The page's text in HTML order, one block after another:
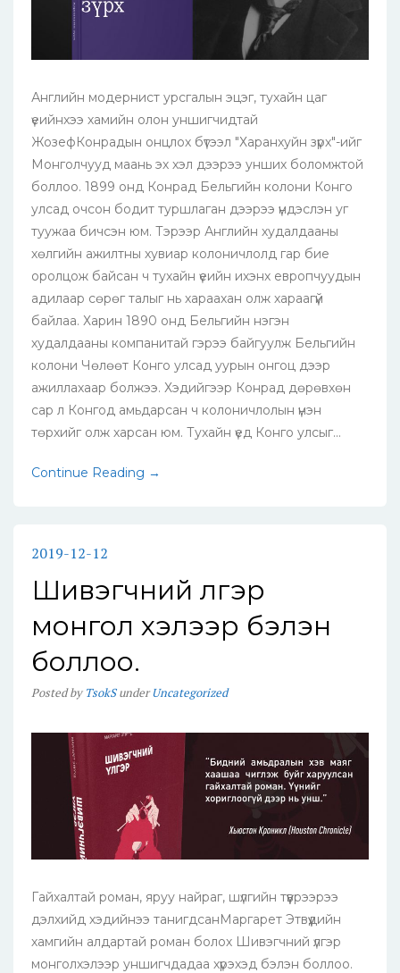
Английн модернист урсгалын эцэг, тухайн цаг
үеийнхээ хамийн олон уншигчидтай
ЖозефКонрадын онцлох бүтээл "Харанхуйн зүрх"-ийг
Монголчууд маань эх хэл дээрээ унших боломжтой
боллоо. 1899 онд Конрад Бельгийн колони Конго
улсад очсон бодит туршлаган дээрээ үндэслэн уг
туужаа бичсэн юм. Тэрээр Английн худалдааны
хөлгийн ажилтны хувиар колоничлолд гар бие
оролцож байсан ч тухайн үеийн ихэнх европчуудын
адилаар сөрөг талыг нь хараахан олж хараагүй
байлаа. Харин 1890 онд Бельгийн нэгэн
худалдааны компанитай гэрээ байгуулж Бельгийн
колони Чөлөөт Конго улсад уурын онгоц дээр
ажиллахаар болжээ. Хэдийгээр Конрад дөрөвхөн
сар л Конгод амьдарсан ч колоничлолын үнэн
төрхийг олж харсан юм. Тухайн үед Конго улсыг...
Continue Reading →
2019-12-12
Шивэгчний үлгэр
монгол хэлээр бэлэн
боллоо.
Postedby TsokS underUncategorized
Гайхалтай роман, яруу найраг, шүлгийн түүврээрээ
дэлхийд хэдийнээ танигдсанМаргарет Этвүүдийн
хамгийн алдартай роман болох Шивэгчний үлгэр
монголхэлээр уншигчдадаа хүрэхэд бэлэн боллоо.